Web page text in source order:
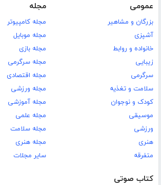
عمومی
بزرگان و مشاهیر
آشپزی
خانواده و روابط
زیبایی
سرگرمی
سلامت و تغذیه
کودک و نوجوان
موسیقی
ورزشی
هنری
متفرقه
مجله
مجله کامپیوتر
مجله موبایل
مجله بازی
مجله سرگرمی
مجله اقتصادی
مجله ورزشی
مجله آموزشی
مجله علمی
مجله سلامت
مجله هنری
سایر مجلات
کتاب صوتی